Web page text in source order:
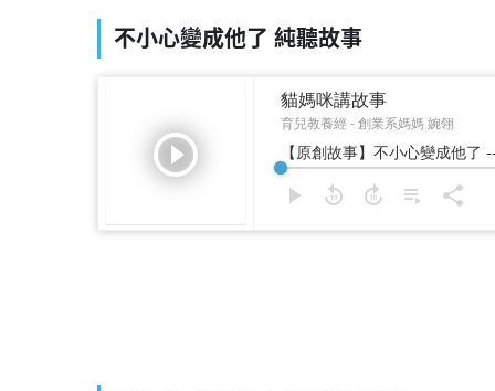
不小心變成他了 純聽故事